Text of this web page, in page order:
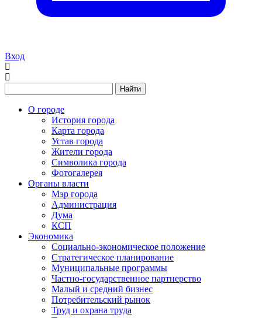
Вход
Найти
О городе
История города
Карта города
Устав города
Жители города
Символика города
Фотогалерея
Органы власти
Мэр города
Администрация
Дума
КСП
Экономика
Социально-экономическое положение
Стратегическое планирование
Муниципальные программы
Частно-государственное партнерство
Малый и средний бизнес
Потребительский рынок
Труд и охрана труда